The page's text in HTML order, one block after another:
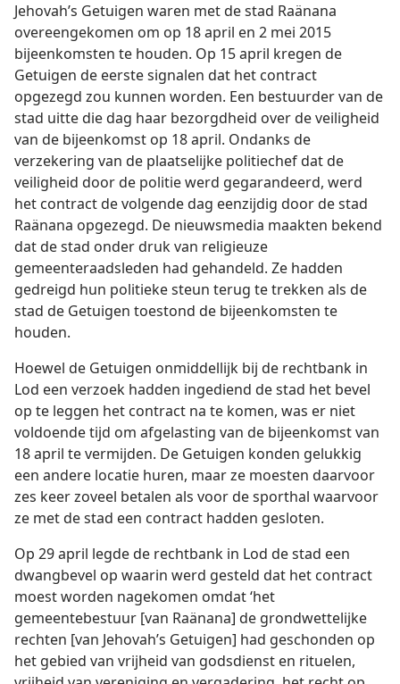
Jehovah’s Getuigen waren met de stad Raänana
overeengekomen om op 18 april en 2 mei 2015
bijeenkomsten te houden. Op 15 april kregen de
Getuigen de eerste signalen dat het contract
opgezegd zou kunnen worden. Een bestuurder van de
stad uitte die dag haar bezorgdheid over de veiligheid
van de bijeenkomst op 18 april. Ondanks de
verzekering van de plaatselijke politiechef dat de
veiligheid door de politie werd gegarandeerd, werd
het contract de volgende dag eenzijdig door de stad
Raänana opgezegd. De nieuwsmedia maakten bekend
dat de stad onder druk van religieuze
gemeenteraadsleden had gehandeld. Ze hadden
gedreigd hun politieke steun terug te trekken als de
stad de Getuigen toestond de bijeenkomsten te
houden.
Hoewel de Getuigen onmiddellijk bij de rechtbank in
Lod een verzoek hadden ingediend de stad het bevel
op te leggen het contract na te komen, was er niet
voldoende tijd om afgelasting van de bijeenkomst van
18 april te vermijden. De Getuigen konden gelukkig
een andere locatie huren, maar ze moesten daarvoor
zes keer zoveel betalen als voor de sporthal waarvoor
ze met de stad een contract hadden gesloten.
Op 29 april legde de rechtbank in Lod de stad een
dwangbevel op waarin werd gesteld dat het contract
moest worden nagekomen omdat ‘het
gemeentebestuur [van Raänana] de grondwettelijke
rechten [van Jehovah’s Getuigen] had geschonden op
het gebied van vrijheid van godsdienst en rituelen,